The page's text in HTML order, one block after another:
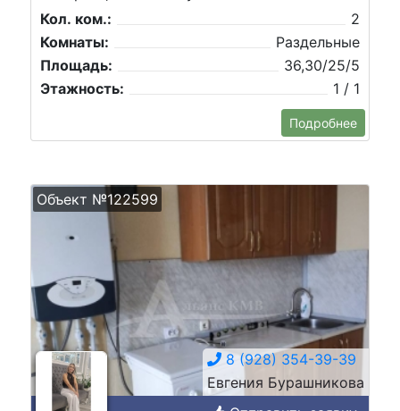
Кол. ком.:
2
Комнаты:
Раздельные
Площадь:
36,30/25/5
Этажность:
1 / 1
Подробнее
Объект №122599
8 (928) 354-39-39
Евгения Бурашникова